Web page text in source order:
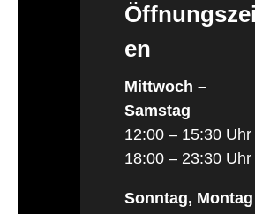
en
Mittwoch –
Samstag
12:00 – 15:30 Uhr
18:00 – 23:30 Uhr
Sonntag,